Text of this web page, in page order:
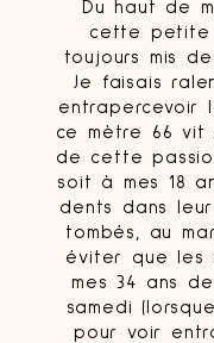
Du haut de
cette petite
toujours mis
Je faisais
entrapercevoir
ce mètre 66 vit
de cette
soit à mes 18
dents dans
tombés, au
éviter que les
mes 34 ans
samedi
pour voir